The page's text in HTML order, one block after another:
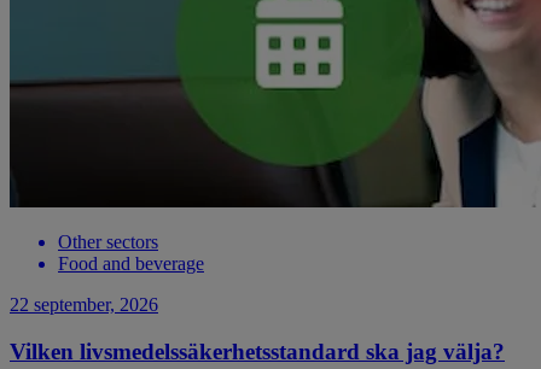
Other sectors
Food and beverage
22 september, 2026
Vilken livsmedelssäkerhetsstandard ska jag välja?